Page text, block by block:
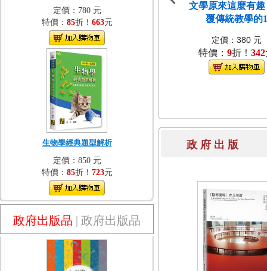
定價：780 元
特價： 85折！ 663元
生物學經典題型解析
定價：850 元
特價： 85折！ 723元
政府出版品 | 政府出版品
文學原來這麼有
覆傳統教學的1
定價：380 元
特價： 9折！ 342
政 府 出